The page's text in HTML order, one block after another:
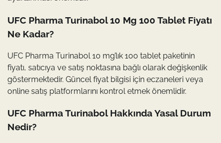
UFC Pharma Turinabol 10 Mg 100 Tablet Fiyatı
Ne Kadar?
UFC Pharma Turinabol 10 mg’lık 100 tablet paketinin
fiyatı, satıcıya ve satış noktasına bağlı olarak değişkenlik
göstermektedir. Güncel fiyat bilgisi için eczaneleri veya
online satış platformlarını kontrol etmek önemlidir.
UFC Pharma Turinabol Hakkında Yasal Durum
Nedir?